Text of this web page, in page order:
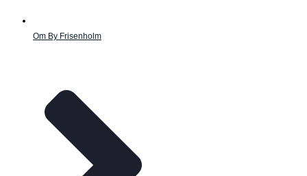
Om By Frisenholm